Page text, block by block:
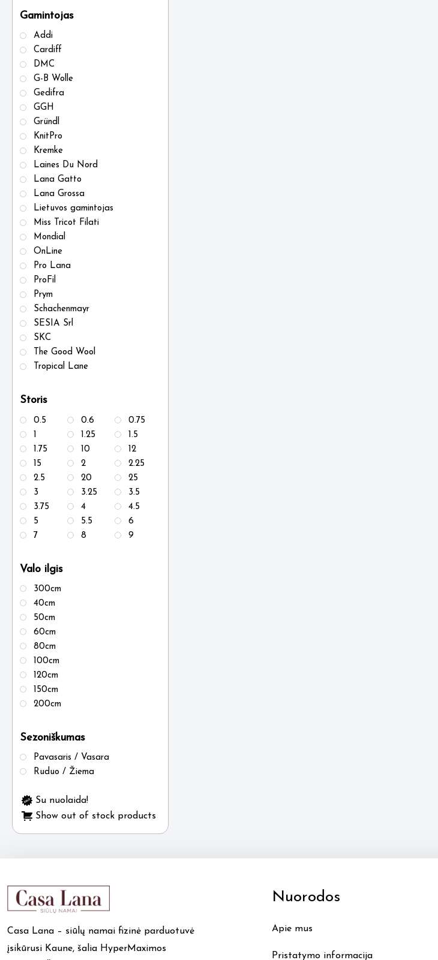
Gamintojas
Addi
Cardiff
DMC
G-B Wolle
Gedifra
GGH
Gründl
KnitPro
Kremke
Laines Du Nord
Lana Gatto
Lana Grossa
Lietuvos gamintojas
Miss Tricot Filati
Mondial
OnLine
Pro Lana
ProFil
Prym
Schachenmayr
SESIA Srl
SKC
The Good Wool
Tropical Lane
Storis
0.5 0.6
0.75
1
1.25
1.5
1.75
10
12
15
2
2.25
2.5
20
25
3
3.25
3.5
3.75
4
4.5
5
5.5
6
7
8 9
Valo ilgis
300cm
40cm
50cm
60cm
80cm
100cm
120cm
150cm
200cm
Sezoniškumas
Pavasaris / Vasara
Ruduo / Žiema
Su nuolaida!
Show out of stock products
Casa Lana – siūlų namai fizinė parduotuvė
įsikūrusi Kaune, šalia HyperMaximos
Nuorodos
Apie mus
Pristatymo informacija